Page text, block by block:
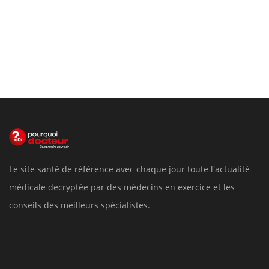
Le site santé de référence avec chaque jour toute l'actualité
médicale decryptée par des médecins en exercice et les
conseils des meilleurs spécialistes.